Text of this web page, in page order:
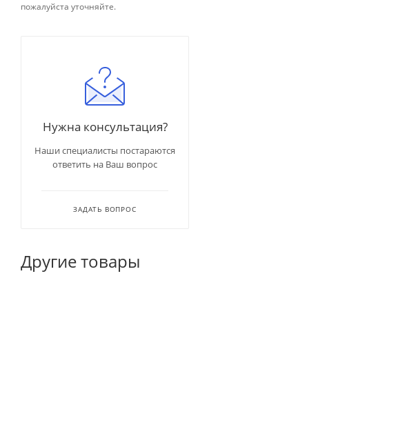
пожалуйста уточняйте.
Нужна консультация?
Наши специалисты постараются
ответить на Ваш вопрос
ЗАДАТЬ ВОПРОС
Другие товары